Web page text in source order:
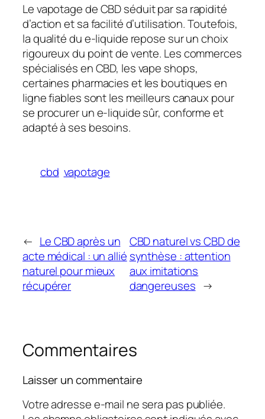
Le vapotage de CBD séduit par sa rapidité
d’action et sa facilité d’utilisation. Toutefois,
la qualité du e-liquide repose sur un choix
rigoureux du point de vente. Les commerces
spécialisés en CBD, les vape shops,
certaines pharmacies et les boutiques en
ligne fiables sont les meilleurs canaux pour
se procurer un e-liquide sûr, conforme et
adapté à ses besoins.
cbd vapotage
← Le CBD après un
acte médical : un allié
naturel pour mieux
récupérer
CBD naturel vs CBD de
synthèse : attention
aux imitations
dangereuses →
Commentaires
Laisser un commentaire
Votre adresse e-mail ne sera pas publiée.